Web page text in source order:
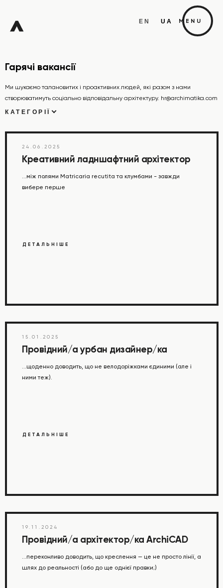
Х
EN UA MENU
Гарячі вакансії
Ми шукаємо талановитих і проактивних людей, які разом з нами
створюватимуть соціально відповідальну архітектуру. hr@archimatika.com
КАТЕГОРІЇ
24.06.2025
Креативний ладншафтний архітектор
...між полями Matricaria recutita та клумбами - завжди
вибере перше
ДЕТАЛЬНІШЕ
15.01.2025
Провідний/а урбан дизайнер/ка
...щоденно доводить, що не велодоріжками єдиними (але і
ними теж).
ДЕТАЛЬНІШЕ
19.11.2024
Провідний/а архітектор/ка ArchiCAD
...переконливо доводить, що креслення — це не просто лінії, а
шлях до реальності (або до ще однієї правки;)